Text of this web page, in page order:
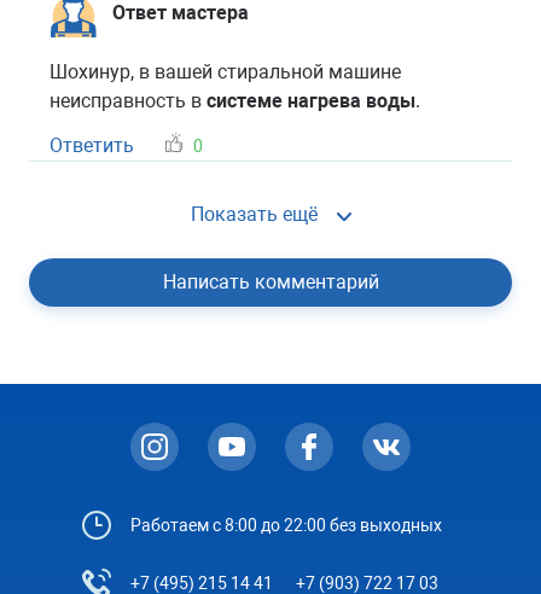
Ответ мастера
Шохинур, в вашей стиральной машине
неисправность в системе нагрева воды.
Ответить
0
Показать ещё
Написать комментарий
Работаем с 8:00 до 22:00 без выходных
+7 (495) 215 14 41 +7 (903) 722 17 03